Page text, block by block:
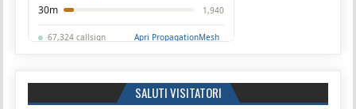
SALUTI VISITATORI